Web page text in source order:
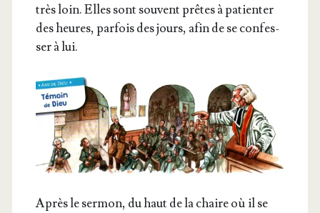
très loin. Elles sont sou­vent prêtes à patien­ter
des heures, par­fois des jours, afin de se confes­
ser à lui.
Après le ser­mon, du haut de la chaire où il se